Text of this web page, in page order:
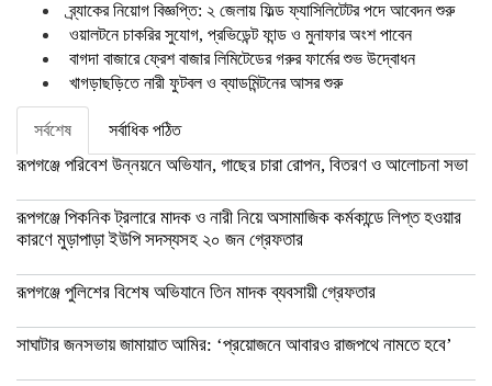
ব্র্যাকের নিয়োগ বিজ্ঞপ্তি: ২ জেলায় ফিল্ড ফ্যাসিলিটেটর পদে আবেদন শুরু
ওয়ালটনে চাকরির সুযোগ, প্রভিডেন্ট ফান্ড ও মুনাফার অংশ পাবেন
বাগদা বাজারে ফ্রেশ বাজার লিমিটেডের গরুর ফার্মের শুভ উদ্বোধন
খাগড়াছড়িতে নারী ফুটবল ও ব্যাডমিন্টনের আসর শুরু
সর্বশেষ সর্বাধিক পঠিত
রূপগঞ্জে পরিবেশ উন্নয়নে অভিযান, গাছের চারা রোপন, বিতরণ ও আলোচনা সভা
রূপগঞ্জে পিকনিক ট্রলারে মাদক ও নারী নিয়ে অসামাজিক কর্মকান্ডে লিপ্ত হওয়ার
কারণে মুড়াপাড়া ইউপি সদস্যসহ ২০ জন গ্রেফতার
রূপগঞ্জে পুলিশের বিশেষ অভিযানে তিন মাদক ব্যবসায়ী গ্রেফতার
সাঘাটার জনসভায় জামায়াত আমির: ‘প্রয়োজনে আবারও রাজপথে নামতে হবে’